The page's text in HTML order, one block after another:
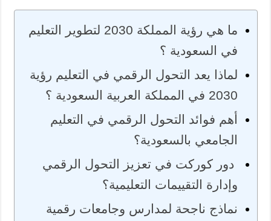
ما هي رؤية المملكة 2030 لتطوير التعليم
في السعودية ؟
لماذا يعد التحول الرقمي في التعليم رؤية
2030 في المملكة العربية السعودية ؟
أهم فوائد التحول الرقمي في التعليم
الجامعي بالسعودية؟
دور كوركت في تعزيز التحول الرقمي
وإدارة التقييمات التعليمية؟
نماذج ناجحة لمدارس وجامعات رقمية